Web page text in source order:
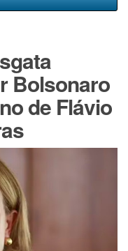
Bolsonaro
de Flávio